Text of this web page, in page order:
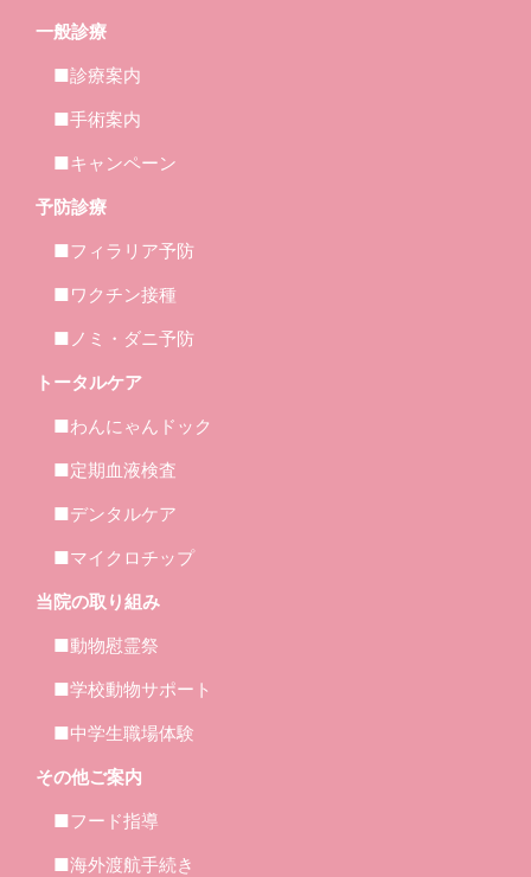
一般診療
■診療案内
■手術案内
■キャンペーン
予防診療
■フィラリア予防
■ワクチン接種
■ノミ・ダニ予防
トータルケア
■わんにゃんドック
■定期血液検査
■デンタルケア
■マイクロチップ
当院の取り組み
■動物慰霊祭
■学校動物サポート
■中学生職場体験
その他ご案内
■フード指導
■海外渡航手続き